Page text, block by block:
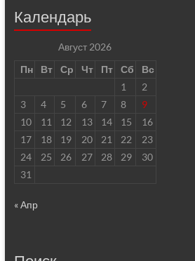
Календарь
Август 2026
Пн
Вт Ср Чт Пт Сб
Вс
1
2
3
4 5 6 7 8
9
10
11 12 13 14 15
16
17
18 19 20 21 22
23
24
25 26 27 28 29
30
31
« Апр